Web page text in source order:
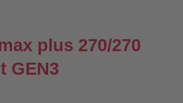
plus 270/270
GEN3